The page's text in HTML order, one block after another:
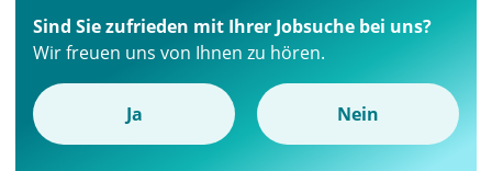
Sind Sie zufrieden mit Ihrer Jobsuche bei uns?
Wir freuen uns von Ihnen zu hören.
Ja Nein